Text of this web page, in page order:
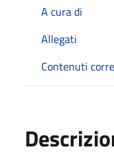
A cura di
Allegati
Contenuti